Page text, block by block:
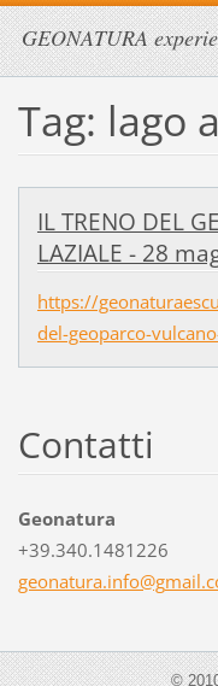
GEONATURA
Tag: lago
IL TRENO DEL
LAZIALE - 28
https://
del-geoparco-
Contatti
Geonatura
+39.340.1481226
geonatura.info@g
©